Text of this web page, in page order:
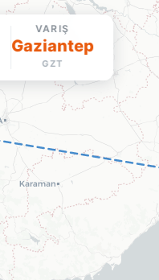
VARIŞ
Gaziantep
GZT